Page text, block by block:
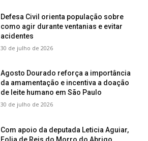
Defesa Civil orienta população sobre
como agir durante ventanias e evitar
acidentes
30 de julho de 2026
Agosto Dourado reforça a importância
da amamentação e incentiva a doação
de leite humano em São Paulo
30 de julho de 2026
Com apoio da deputada Leticia Aguiar,